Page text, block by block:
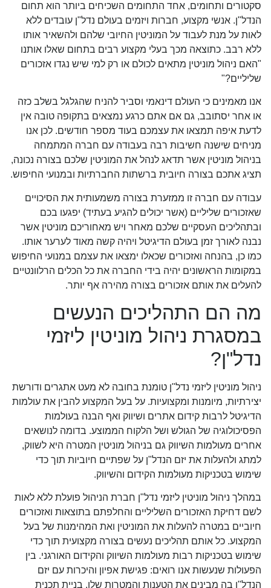
סקטורים ותחומים, אחד התחומים השכיחים ביותר הוא תחום
הנדל"ן. אנשי מקצוע, חברות ויזמים בעולם נדל"ן עובדים ללא
לאות על מנת לעבוד על המוניטין החיובי שלהם ולהשאיר אותו
ללא רבב. כתוצאה מכך בעלי מקצוע רבים בתחום שאלו אותנו
"האם ניהול מוניטין מתאים לכולם או רק למי שיש נגדו אזכורים
שליליים?"
אנו מאמינים כי העולם דינאמי וסביר להניח שהגלגל בשלב כזה
או אחר יסתובב, גם אם אתם כרגע נמצאים בתקופה טובה אין
לדעת איפה תמצאו את עצמכם בעוד מספר חודשים. לכן אנו
מניחים שישנה חשיבות רבה בעבודה עם חברה המתמחה
בניהול מוניטין אשר תדאג לנהל את המוניטין שלכם בצורה נכונה,
תציג אתכם בצורה חיובית ברשתות החברתיות ובמנועי החיפוש.
עבודה עם חברה זו ממזערת בצורה משמעותית את הסיכויים
שאזכורים שליליים (אשר יכולים להגיע בעתיד) יפגעו בכם
ובתהליכים העסקיים שלכם מאחר ויש מאחוריכם מוניטין אשר
נבנה לאורך זמן בעולם הדיגיטל ויהיה קשה מאוד לערער אותו.
כמו כן, בהנחה ואזכורים שכאלו ימצאו את עצמם במנועי החיפוש
במקומות הראשונים יהיה בידי החברה את כל הכלים הרלוונטיים
להעלים את אותם אזכורים בצורה מהירה אף יותר.
מה הם התהליכים הנעשים
במסגרת ניהול מוניטין ליזמי
נדל"ן?
ניהול מוניטין ליזמי נדל"ן טומנת בחובה לא מעט אתגרים ודורשת
יצירתיות, מיומנות ומקצועיות. על בעל המקצוע להבין את עולמות
הדיגיטל לרבות קידום אתרים ושיווק ואף הבנה בעולמות
הפסיכולוגיה של הגולש ושל הלקוח הממוצע. בדומה לנושאים
אחרים מעולמות השיווק גם בניהול מוניטין המטרה היא לשווק,
למתג ולהעלות את יזם הנדל"ן על שפתיים חיוביות תוך כדי
שימוש בטכניקות מעולמות הקידום והשיווק.
במהלך ניהול מוניטין ליזמי נדל"ן חברת הניהול פועלת ללא לאות
לשם דחיקת האזכורים השליליים והחלפתם בתוצאות ואזכורים
חיוביים במטרה להעלות את המוניטין ואת המהימנות של בעל
המקצוע. כל אותם תהליכים נעשים בצורה מקצועית תוך כדי
שימוש בטכניקות רבות מעולמות השיווק והקידום האורגני. בין
הפעולות שנעשות אנו רואים: פגישת אפיון והיכרות עם יזם
הנדל"ן בה מבינים את הטענות והמטרות שלו, בניית תכנית